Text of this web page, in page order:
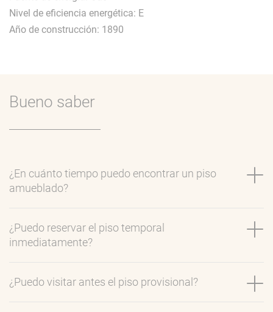
Nivel de eficiencia energética: E
Año de construcción: 1890
Bueno saber
¿En cuánto tiempo puedo encontrar un piso
amueblado?
¿Puedo reservar el piso temporal
inmediatamente?
¿Puedo visitar antes el piso provisional?